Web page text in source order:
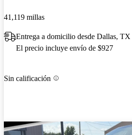
41,119 millas
Entrega a domicilio desde Dallas, TX
El precio incluye envío de $927
Sin calificación